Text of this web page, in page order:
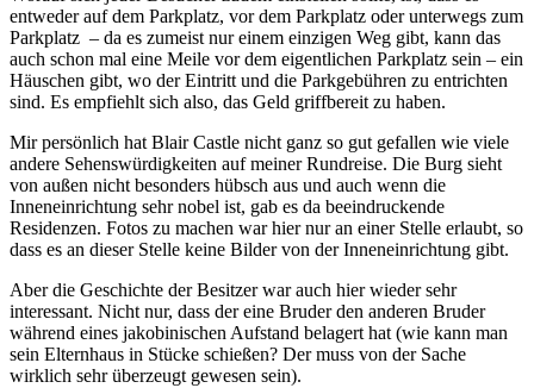
entweder auf dem Parkplatz, vor dem Parkplatz oder unterwegs zum
Parkplatz – da es zumeist nur einem einzigen Weg gibt, kann das
auch schon mal eine Meile vor dem eigentlichen Parkplatz sein – ein
Häuschen gibt, wo der Eintritt und die Parkgebühren zu entrichten
sind. Es empfiehlt sich also, das Geld griffbereit zu haben.
Mir persönlich hat Blair Castle nicht ganz so gut gefallen wie viele
andere Sehenswürdigkeiten auf meiner Rundreise. Die Burg sieht
von außen nicht besonders hübsch aus und auch wenn die
Inneneinrichtung sehr nobel ist, gab es da beeindruckende
Residenzen. Fotos zu machen war hier nur an einer Stelle erlaubt, so
dass es an dieser Stelle keine Bilder von der Inneneinrichtung gibt.
Aber die Geschichte der Besitzer war auch hier wieder sehr
interessant. Nicht nur, dass der eine Bruder den anderen Bruder
während eines jakobinischen Aufstand belagert hat (wie kann man
sein Elternhaus in Stücke schießen? Der muss von der Sache
wirklich sehr überzeugt gewesen sein).